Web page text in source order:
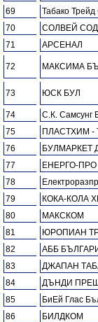
69
Табако
70
СОЛВЕЙ
71
АРСЕНАЛ
72 МАКСИМА
73 ЮСК БУЛ
74
С.К. Самсунг
75
ПЛАСТХИМ -
76
БУЛМАРКЕТ
77
ЕНЕРГО-
78
79
КОКА-КОЛА
80
МАКСКОМ
81
ЮРОПИАН
82
АББ
83
ДЖАПАН
84
ДЪНДИ
85
БиЕй Глас
86
БИЛДКОМ